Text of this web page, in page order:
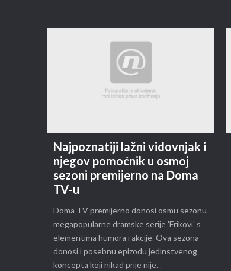
Najpoznatiji lažni vidovnjak i
njegov pomoćnik u osmoj
sezoni premijerno na Doma
TV-u
Doma TV premijerno donosi osmu sezonu
megapopularne dramske serije 'Frikovi' s
elementima humora i akcije. Ova sezona
donosi i posebnu epizodu jedinstvenog
koncepta koji nikad prije nije...